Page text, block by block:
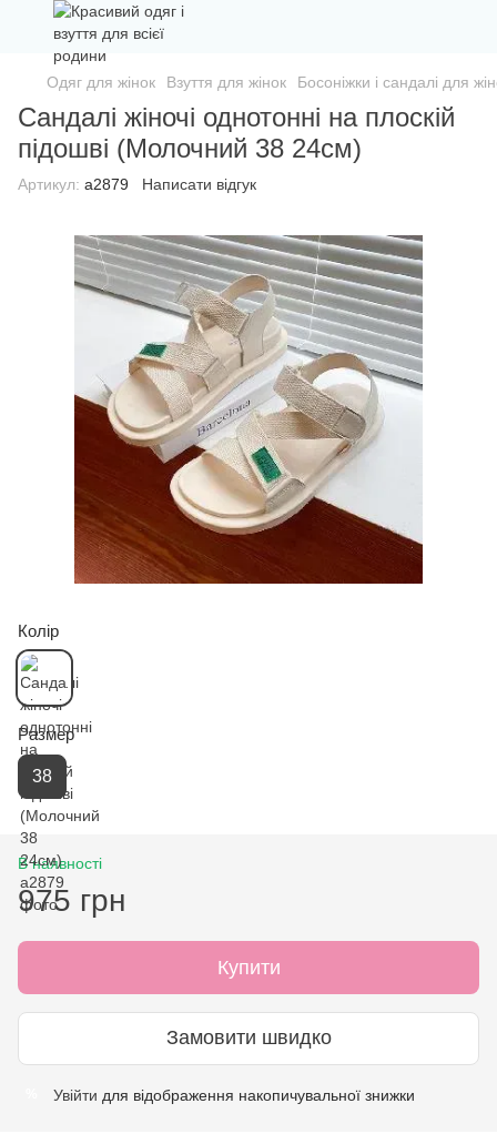
Одяг для жінок Взуття для жінок Босоніжки і сандалі для
Сандалі жіночі однотонні на плоскій
підошві (Молочний 38 24см)
Артикул: а2879 Написати відгук
Колір
Размер
38
В наявності
975 грн
Купити
Замовити швидко
Увійти для відображення накопичувальної знижки